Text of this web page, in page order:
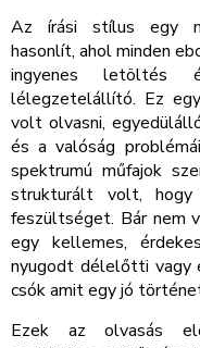
Az írási stílus egy
hasonlít, ahol minden
ingyenes letöltés
lélegzetelállító. Ez
volt olvasni,
és a valóság
spektrumú műfajok
strukturált volt,
feszültséget. Bár nem
egy kellemes,
nyugodt délelőtti vagy
csók amit egy jó
Ezek az olvasás